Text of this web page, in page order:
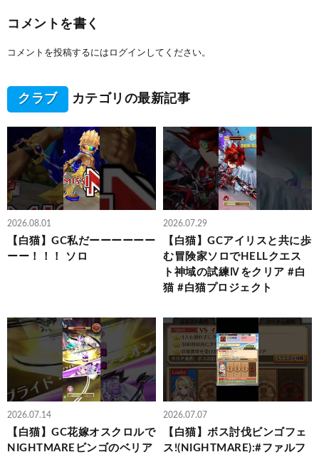
コメントを書く
コメントを投稿するには ログイン してください。
クラブ カテゴリの最新記事
2026.08.01
【白猫】GC私だーーーーーー
ーー！！！ ソロ
2026.07.29
【白猫】GCアイリスと共に歩
む冒険家ソロでHELLクエス
ト神域の試練Ⅳをクリア #白
猫 #白猫プロジェクト
2026.07.14
【白猫】GC花嫁オスクロルで
NIGHTMAREビンゴのベリア
2026.07.07
【白猫】ボス討伐ビンゴフェ
ス!(NIGHTMARE):#ファルフ